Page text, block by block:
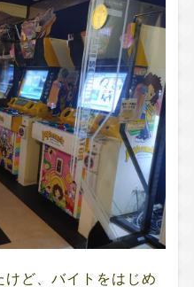
ど、バイトをはじめ